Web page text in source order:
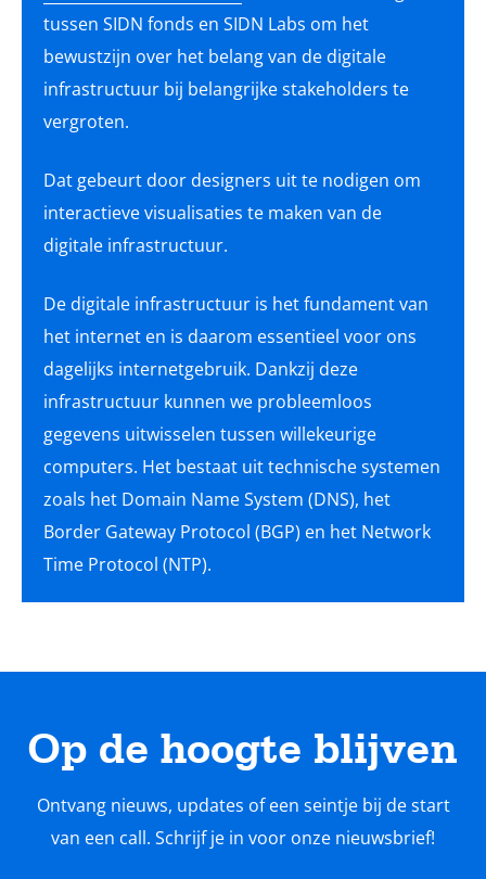
tussen SIDN fonds en SIDN Labs om het
bewustzijn over het belang van de digitale
infrastructuur bij belangrijke stakeholders te
vergroten.
Dat gebeurt door designers uit te nodigen om
interactieve visualisaties te maken van de
digitale infrastructuur.
De digitale infrastructuur is het fundament van
het internet en is daarom essentieel voor ons
dagelijks internetgebruik. Dankzij deze
infrastructuur kunnen we probleemloos
gegevens uitwisselen tussen willekeurige
computers. Het bestaat uit technische systemen
zoals het Domain Name System (DNS), het
Border Gateway Protocol (BGP) en het Network
Time Protocol (NTP).
Op de hoogte blijven
Ontvang nieuws, updates of een seintje bij de start
van een call. Schrijf je in voor onze nieuwsbrief!